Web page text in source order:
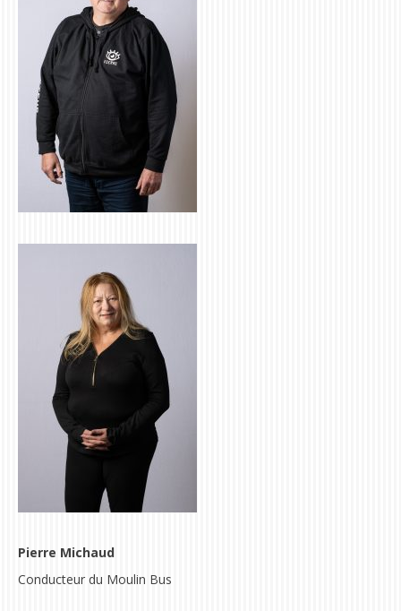
Pierre Michaud
Conducteur du Moulin Bus